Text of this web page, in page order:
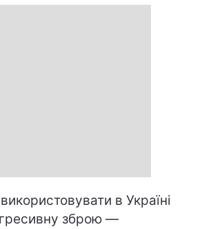
в Україні
зброю —